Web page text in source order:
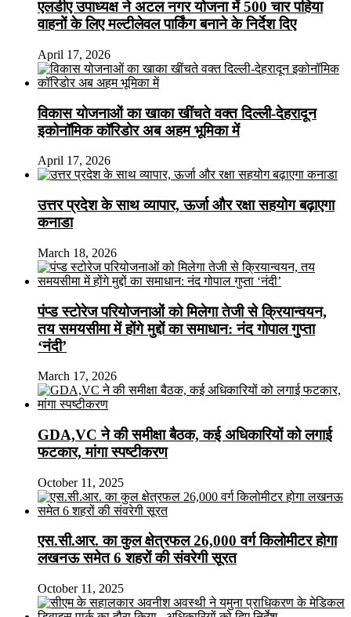
एलडीए उपाध्यक्ष ने अटल नगर योजना में 500 चार पहिया
वाहनों के लिए मल्टीलेवल पार्किंग बनाने के निर्देश दिए
April 17, 2026
विकास योजनाओं का खाका खींचते वक्त दिल्ली-देहरादून
इकोनॉमिक कॉरिडोर अब अहम भूमिका में
April 17, 2026
उत्तर प्रदेश के साथ व्यापार, ऊर्जा और रक्षा सहयोग बढ़ाएगा
कनाडा
March 18, 2026
पंप्ड स्टोरेज परियोजनाओं को मिलेगा तेजी से क्रियान्वयन,
तय समयसीमा में होंगे मुद्दों का समाधान: नंद गोपाल गुप्ता
‘नंदी’
March 17, 2026
GDA,VC ने की समीक्षा बैठक, कई अधिकारियों को लगाई
फटकार, मांगा स्पष्टीकरण
October 11, 2025
एस.सी.आर. का कुल क्षेत्रफल 26,000 वर्ग किलोमीटर होगा
लखनऊ समेत 6 शहरों की संवरेगी सूरत
October 11, 2025